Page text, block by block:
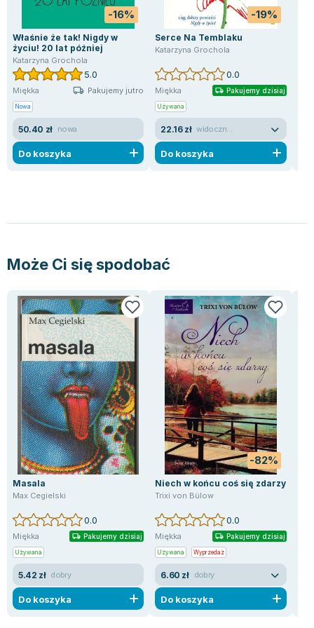
Lorraine Warren
Lucinda Riley
Jacek Walkiewicz
-16%
Właśnie że tak! Nigdy w
życiu! 20 lat później
Katarzyna Grochola
5.0
Miękka Pakujemy jutro
Nowa
50.40 zł nowa
Do koszyka
-19%
Serce Na Temblaku
Katarzyna Grochola
0.0
Miękka Pakujemy dzisiaj
Używana
22.16 zł widoczne ślady używania
Do koszyka
Może Ci się spodobać
Masala
Max Cegielski
0.0
Miękka Pakujemy dzisiaj
Używana
5.42 zł dobry
Do koszyka
-82%
Niech w końcu coś się zdarzy
Trixi von Bülow
0.0
Miękka Pakujemy dzisiaj
Używana Wyprzedaż
6.60 zł dobry
Do koszyka